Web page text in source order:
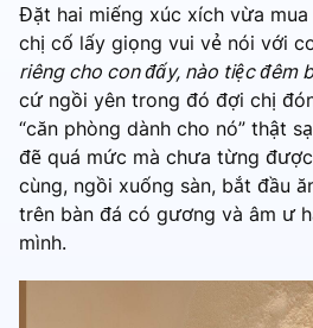
Đặt hai miếng xúc xích vừa
chị cố lấy giọng vui vẻ nói với
riêng cho con đấy, nào tiệc đêm
cứ ngồi yên trong đó đợi chị
“căn phòng dành cho nó” thật
đẽ quá mức mà chưa từng
cùng, ngồi xuống sàn, bắt đầu
trên bàn đá có gương và âm ư
mình.